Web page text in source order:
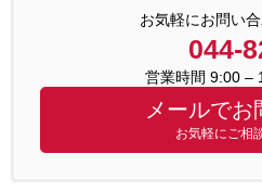
お気軽にお問い合
044-
営業時間 9:00 –
メールでお
お気軽にご相